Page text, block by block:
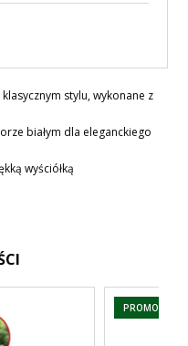
stylu, wykonane z
białym dla eleganckiego
wyściółką
PROMOCJA